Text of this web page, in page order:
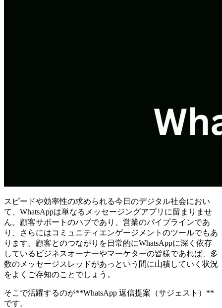
スピードや効率性の求められる今日のデジタル社会におい
て、WhatsAppは単なるメッセージングアプリに留まりませ
ん。顧客サポートのハブであり、営業のパイプラインであ
り、さらにはコミュニティエンゲージメントのツールでもあ
ります。顧客とのつながりを日常的にWhatsAppに深く依存
しているビジネスオーナーやマーケターの皆様であれば、多
数のメッセージスレッドがあっという間に山積していく状況
をよくご存知のことでしょう。
そこで活躍するのが**WhatsApp 返信提案（サジェスト）**
です。